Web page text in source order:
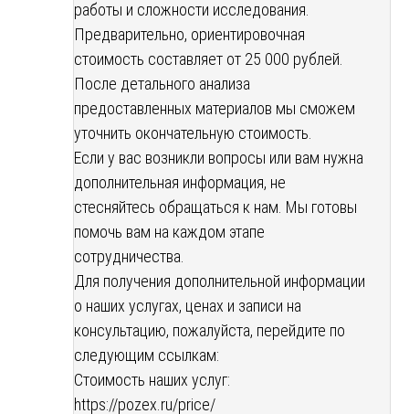
работы и сложности исследования.
Предварительно, ориентировочная
стоимость составляет от 25 000 рублей.
После детального анализа
предоставленных материалов мы сможем
уточнить окончательную стоимость.
Если у вас возникли вопросы или вам нужна
дополнительная информация, не
стесняйтесь обращаться к нам. Мы готовы
помочь вам на каждом этапе
сотрудничества.
Для получения дополнительной информации
о наших услугах, ценах и записи на
консультацию, пожалуйста, перейдите по
следующим ссылкам:
Стоимость наших услуг:
https://pozex.ru/price/